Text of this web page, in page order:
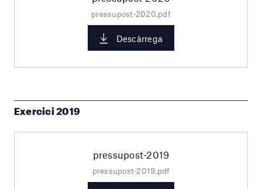
pressupost-2020.pdf
Descàrrega
Exercici 2019
pressupost-2019
pressupost-2019.pdf